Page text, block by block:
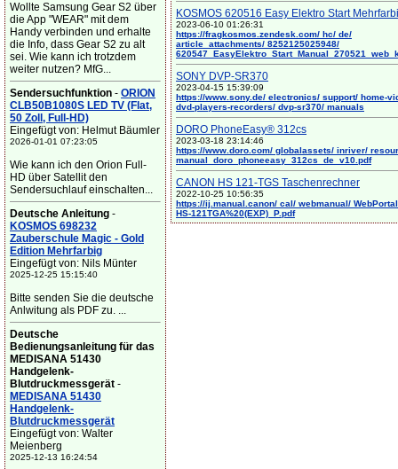
Wollte Samsung Gear S2 über
die App "WEAR" mit dem
Handy verbinden und erhalte
die Info, dass Gear S2 zu alt
sei. Wie kann ich trotzdem
weiter nutzen? MfG...
Sendersuchfunktion - ORION
CLB50B1080S LED TV (Flat,
50 Zoll, Full-HD)
Eingefügt von: Helmut Bäumler
2026-01-01 07:23:05
Wie kann ich den Orion Full-
HD über Satellit den
Sendersuchlauf einschalten...
Deutsche Anleitung -
KOSMOS 698232
Zauberschule Magic - Gold
Edition Mehrfarbig
Eingefügt von: Nils Münter
2025-12-25 15:15:40
Bitte senden Sie die deutsche
Anlwitung als PDF zu. ...
Deutsche
Bedienungsanleitung für das
MEDISANA 51430
Handgelenk-
Blutdruckmessgerät -
MEDISANA 51430
Handgelenk-
Blutdruckmessgerät
Eingefügt von: Walter
Meienberg
2025-12-13 16:24:54
KOSMOS 620516 Easy Elektro Start
2023-06-10 01:26:31
https://fragkosmos.zendesk.com/ hc/ de/
article_attachments/ 8252125025948/
SONY DVP-SR370
2023-04-15 15:39:09
https://www.sony.de/ electronics/ support/ home-
dvd-players-recorders/ dvp-sr370/ manuals
DORO PhoneEasy® 312cs
2023-03-18 23:14:46
https://www.doro.com/ globalassets/ inriver/
manual_doro_phoneeasy_312cs_de_v10.pdf
CANON HS 121-TGS Taschenrechner
2022-10-25 10:56:35
https://ij.manual.canon/ cal/ webmanual/
HS-121TGA%20(EXP)_P.pdf